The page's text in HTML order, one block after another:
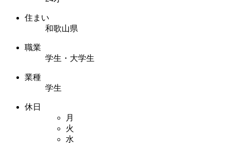
住まい
和歌山県
職業
学生・大学生
業種
学生
休日
月
火
水